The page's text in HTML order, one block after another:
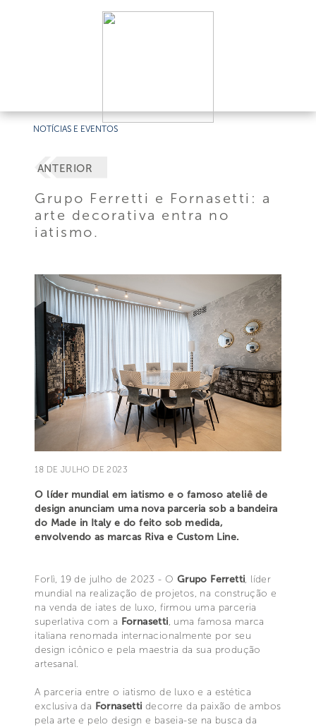
NOTÍCIAS E EVENTOS
ANTERIOR
Grupo Ferretti e Fornasetti: a
arte decorativa entra no
iatismo.
18 DE JULHO DE 2023
O líder mundial em iatismo e o famoso ateliê de
design anunciam uma nova parceria sob a bandeira
do Made in Italy e do feito sob medida,
envolvendo as marcas Riva e Custom Line.
Forlì, 19 de julho de 2023 - O Grupo Ferretti, líder
mundial na realização de projetos, na construção e
na venda de iates de luxo, firmou uma parceria
superlativa com a Fornasetti, uma famosa marca
italiana renomada internacionalmente por seu
design icônico e pela maestria da sua produção
artesanal.
A parceria entre o iatismo de luxo e a estética
exclusiva da Fornasetti decorre da paixão de ambos
pela arte e pelo design e baseia-se na busca da